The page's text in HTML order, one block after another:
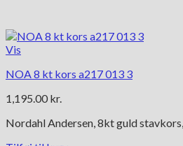
Vis
NOA 8 kt kors a217 013 3
1,195.00 kr.
Nordahl Andersen, 8kt guld